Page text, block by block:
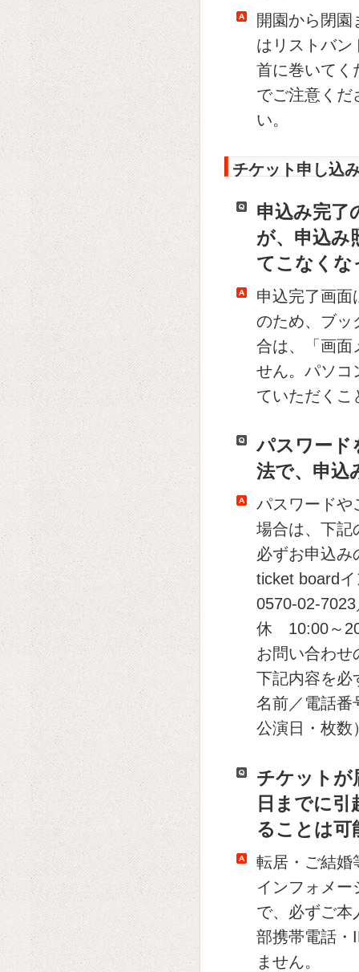
開園から閉園
はリストバン
首に巻いてく
でご注意くだ
い。
チケット申し込
申込み完了
が、申込み
てこなくな
申込完了画面
のため、ブッ
合は、「画面
せん。パソコ
ていただくこ
パスワード
法で、申込
パスワードや
場合は、下記
必ずお申込み
ticket board
0570-02-
休 10:00～
お問い合わせ
下記内容を必
名前／電話番
公演日・枚数
チケットが
日までに
ることは可
転居・ご結婚
インフォメ
で、必ずご本
部携帯電話・
ません。